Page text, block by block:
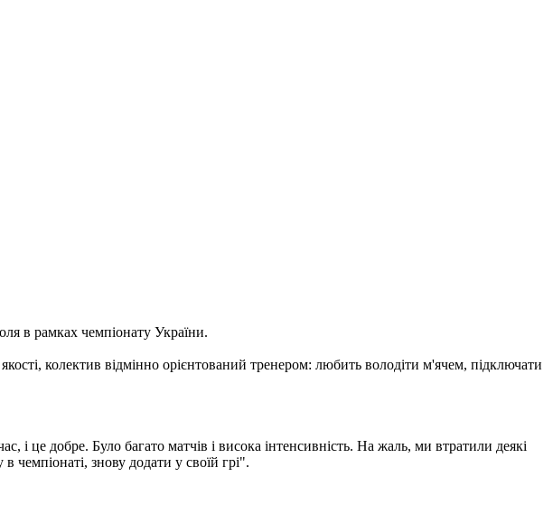
в рамках чемпіонату України.
колектив відмінно орієнтований тренером: любить володіти м'ячем, підключати
це добре. Було багато матчів і висока інтенсивність. На жаль, ми втратили деякі
чемпіонаті, знову додати у своїй грі".